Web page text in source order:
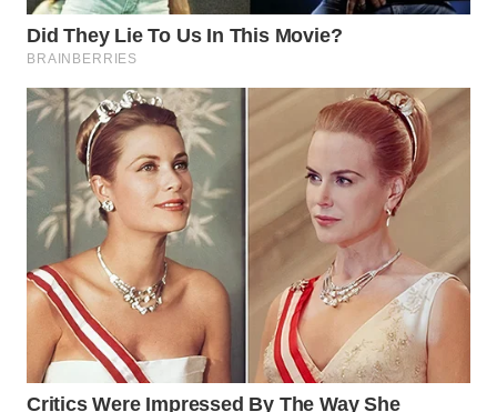
WN
WN
TAPANULI
TENGAH
WN DELI
SERDANG
WN
TEBING
TINGGI